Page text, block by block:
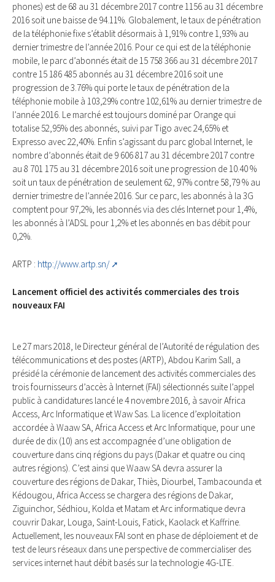
phones) est de 68 au 31 décembre 2017 contre 1156 au 31 décembre
2016 soit une baisse de 94.11%. Globalement, le taux de pénétration
de la téléphonie fixe s’établit désormais à 1,91% contre 1,93% au
dernier trimestre de l’année 2016. Pour ce qui est de la téléphonie
mobile, le parc d’abonnés était de 15 758 366 au 31 décembre 2017
contre 15 186 485 abonnés au 31 décembre 2016 soit une
progression de 3.76% qui porte le taux de pénétration de la
téléphonie mobile à 103,29% contre 102,61% au dernier trimestre de
l’année 2016. Le marché est toujours dominé par Orange qui
totalise 52,95% des abonnés, suivi par Tigo avec 24,65% et
Expresso avec 22,40%. Enfin s’agissant du parc global Internet, le
nombre d’abonnés était de 9 606 817 au 31 décembre 2017 contre
au 8 701 175 au 31 décembre 2016 soit une progression de 10.40 %
soit un taux de pénétration de seulement 62, 97% contre 58,79 % au
dernier trimestre de l’année 2016. Sur ce parc, les abonnés à la 3G
comptent pour 97,2%, les abonnés via des clés Internet pour 1,4%,
les abonnés à l’ADSL pour 1,2% et les abonnés en bas débit pour
0,2%.
ARTP : http://www.artp.sn/
Lancement officiel des activités commerciales des trois
nouveaux FAI
Le 27 mars 2018, le Directeur général de l’Autorité de régulation des
télécommunications et des postes (ARTP), Abdou Karim Sall, a
présidé la cérémonie de lancement des activités commerciales des
trois fournisseurs d’accès à Internet (FAI) sélectionnés suite l’appel
public à candidatures lancé le 4 novembre 2016, à savoir Africa
Access, Arc Informatique et Waw Sas. La licence d’exploitation
accordée à Waaw SA, Africa Access et Arc Informatique, pour une
durée de dix (10) ans est accompagnée d’une obligation de
couverture dans cinq régions du pays (Dakar et quatre ou cinq
autres régions). C’est ainsi que Waaw SA devra assurer la
couverture des régions de Dakar, Thiès, Diourbel, Tambacounda et
Kédougou, Africa Access se chargera des régions de Dakar,
Ziguinchor, Sédhiou, Kolda et Matam et Arc informatique devra
couvrir Dakar, Louga, Saint-Louis, Fatick, Kaolack et Kaffrine.
Actuellement, les nouveaux FAI sont en phase de déploiement et de
test de leurs réseaux dans une perspective de commercialiser des
services internet haut débit basés sur la technologie 4G-LTE.